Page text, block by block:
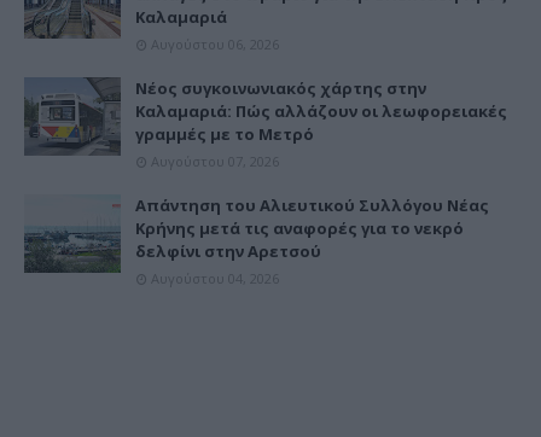
Καλαμαριά
Αυγούστου 06, 2026
Νέος συγκοινωνιακός χάρτης στην
Καλαμαριά: Πώς αλλάζουν οι λεωφορειακές
γραμμές με το Μετρό
Αυγούστου 07, 2026
Απάντηση του Αλιευτικού Συλλόγου Νέας
Κρήνης μετά τις αναφορές για το νεκρό
δελφίνι στην Αρετσού
Αυγούστου 04, 2026